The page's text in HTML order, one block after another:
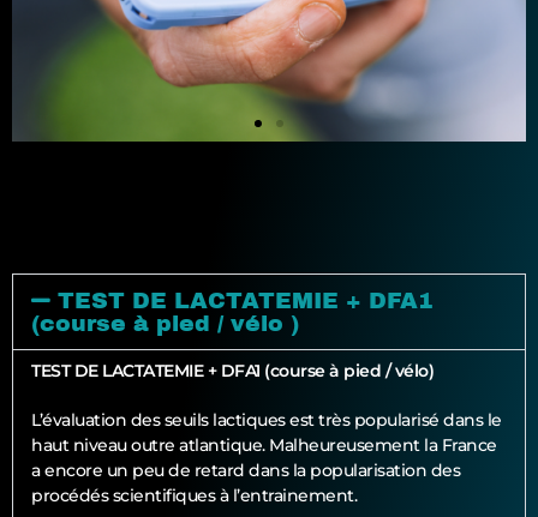
DFA alpha 1. Du matériel et des techniques de
laboratoire directement chez vous ! Vous n'avez
besoin de rien... si ce n'est de vos jambes, votre vélo
et une petite place dans votre salon. Le coach
s'occupe de tout !
TEST DE LACTATEMIE + DFA1
(course à pied / vélo )
TEST DE LACTATEMIE + DFA1 (course à pied / vélo)
L’évaluation des seuils lactiques est très popularisé dans le
haut niveau outre atlantique. Malheureusement la France
a encore un peu de retard dans la popularisation des
procédés scientifiques à l’entrainement.